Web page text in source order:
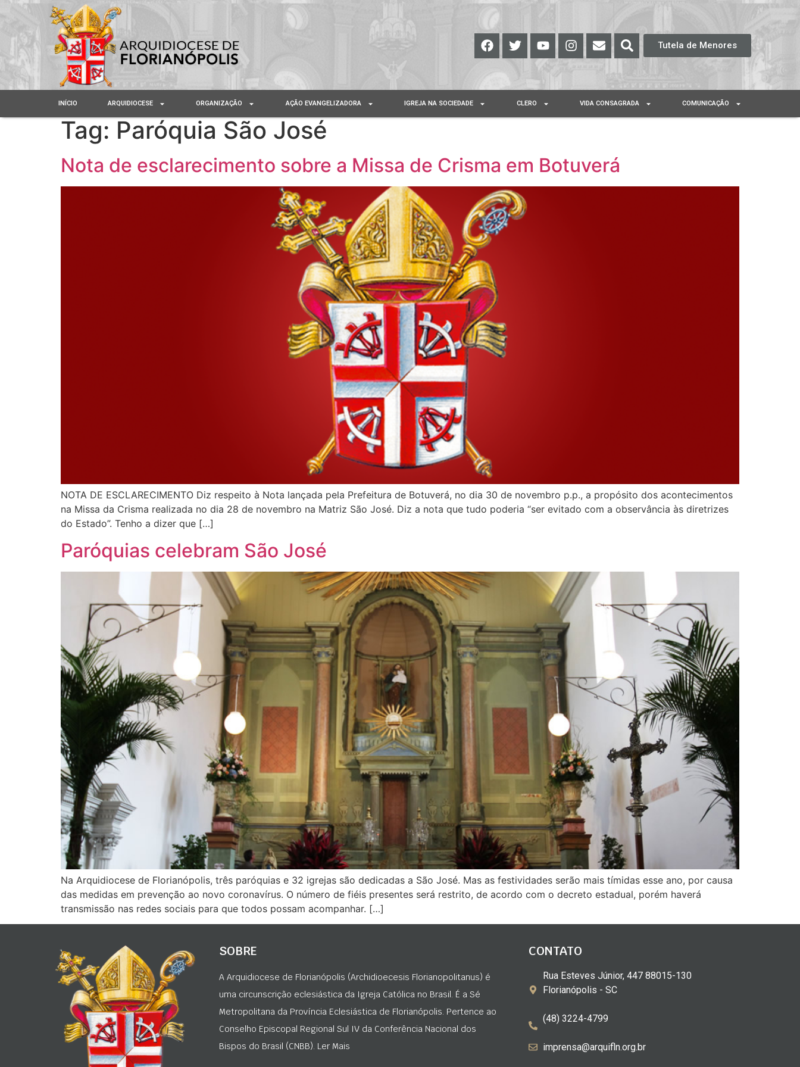
Tutela de Menores
INÍCIO ARQUIDIOCESE ORGANIZAÇÃO AÇÃO EVANGELIZADORA IGREJA NA SOCIEDADE CLERO VIDA CONSAGRADA COMUNICAÇÃO
Tag: Paróquia São José
Nota de esclarecimento sobre a Missa de Crisma em Botuverá
NOTA DE ESCLARECIMENTO Diz respeito à Nota lançada pela Prefeitura de Botuverá, no dia 30 de novembro p.p., a propósito dos acontecimentos
na Missa da Crisma realizada no dia 28 de novembro na Matriz São José. Diz a nota que tudo poderia “ser evitado com a observância às diretrizes
do Estado”. Tenho a dizer que […]
Paróquias celebram São José
Na Arquidiocese de Florianópolis, três paróquias e 32 igrejas são dedicadas a São José. Mas as festividades serão mais tímidas esse ano, por causa
das medidas em prevenção ao novo coronavírus. O número de fiéis presentes será restrito, de acordo com o decreto estadual, porém haverá
transmissão nas redes sociais para que todos possam acompanhar. […]
SOBRE
A Arquidiocese de Florianópolis (Archidioecesis Florianopolitanus) é
uma circunscrição eclesiástica da Igreja Católica no Brasil. É a Sé
Metropolitana da Província Eclesiástica de Florianópolis. Pertence ao
Conselho Episcopal Regional Sul IV da Conferência Nacional dos
Bispos do Brasil (CNBB). Ler Mais
CONTATO
Rua Esteves Júnior, 447 88015-130
Florianópolis - SC
(48) 3224-4799
imprensa@arquifln.org.br